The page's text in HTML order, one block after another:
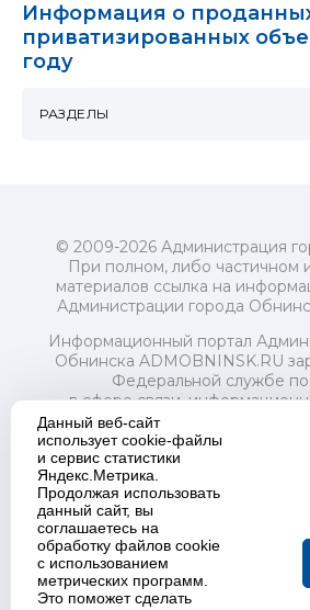
Информация о
приватизированных
году
РАЗДЕЛЫ
© 2009-2026 Администрация
При полном, либо частичном
материалов ссылка на
Администрации города
Информационный портал
Обнинска ADMOBNINSK.RU
Федеральной службе
в сфере связи,
и массовых коммуникаций
2018 года.
Свидетельство о регистрации
Учредитель: Администрация
распорядительный орган)
Обнинск". Главный редактор:
Адрес электронной почты
Телефон Редакции: +7
Данный веб-сайт
использует cookie-файлы
и сервис статистики
Яндекс.Метрика.
Продолжая использовать
данный сайт, вы
соглашаетесь на
обработку файлов cookie
с использованием
метрических программ.
Это поможет сделать